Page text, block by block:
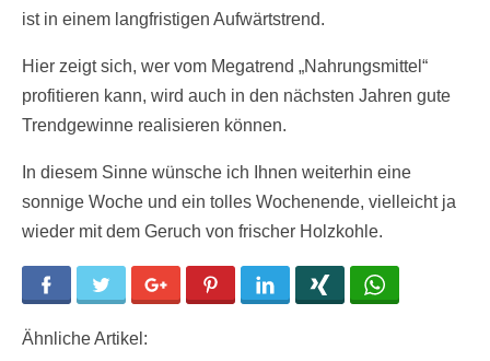
ist in einem langfristigen Aufwärtstrend.
Hier zeigt sich, wer vom Megatrend „Nahrungsmittel“
profitieren kann, wird auch in den nächsten Jahren gute
Trendgewinne realisieren können.
In diesem Sinne wünsche ich Ihnen weiterhin eine
sonnige Woche und ein tolles Wochenende, vielleicht ja
wieder mit dem Geruch von frischer Holzkohle.
Facebook Twitter Google+ Pinterest LinkedIn
Ähnliche Artikel: